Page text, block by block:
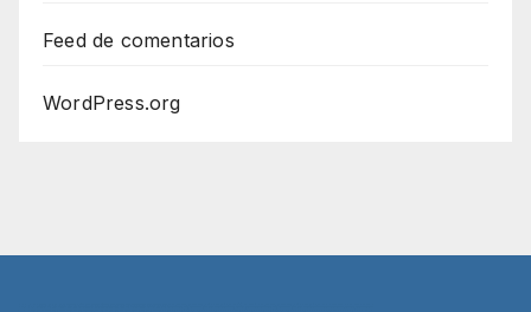
Feed de comentarios
WordPress.org